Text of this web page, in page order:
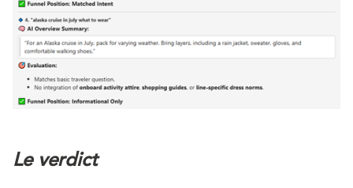
Le verdict